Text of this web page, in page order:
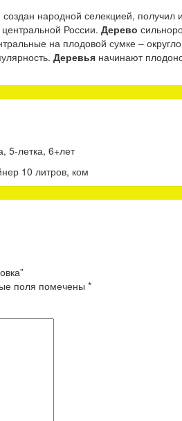
народной селекцией,
России. Дерево
на плодовой сумке –
Деревья начинают
5-летка, 6+лет
10 литров, ком
поля помечены *